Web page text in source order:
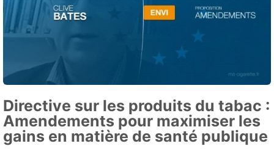
Directive sur les produits du tabac :
Amendements pour maximiser les
gains en matière de santé publique